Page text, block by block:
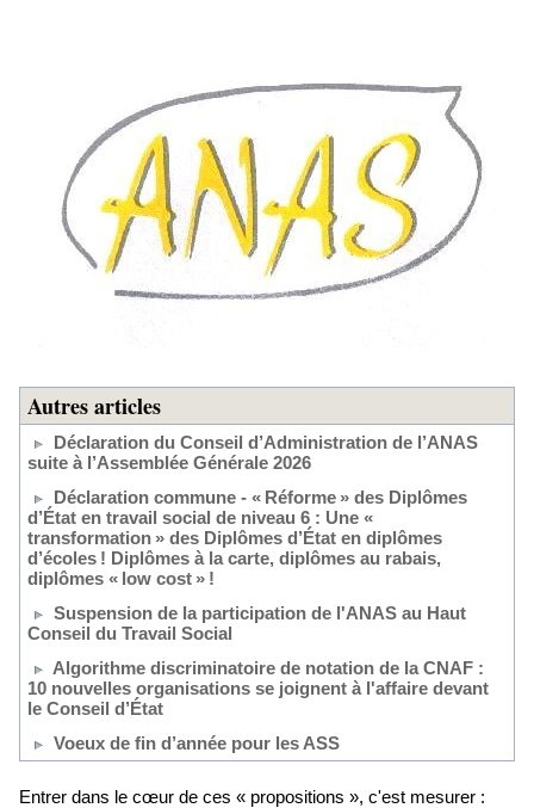
Autres articles
Déclaration du Conseil d’Administration de l’ANAS
suite à l’Assemblée Générale 2026
Déclaration commune - « Réforme » des Diplômes
d’État en travail social de niveau 6 : Une «
transformation » des Diplômes d’État en diplômes
d’écoles ! Diplômes à la carte, diplômes au rabais,
diplômes « low cost » !
Suspension de la participation de l'ANAS au Haut
Conseil du Travail Social
Algorithme discriminatoire de notation de la CNAF :
10 nouvelles organisations se joignent à l'affaire devant
le Conseil d’État
Voeux de fin d’année pour les ASS
Entrer dans le cœur de ces « propositions », c'est mesurer :